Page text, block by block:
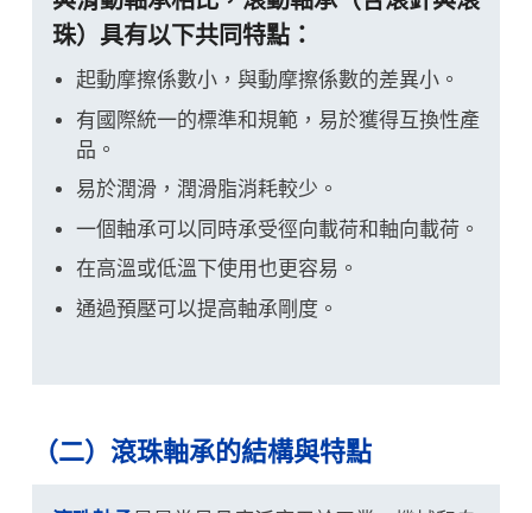
珠）具有以下共同特點：
起動摩擦係數小，與動摩擦係數的差異小。
有國際統一的標準和規範，易於獲得互換性產
品。
易於潤滑，潤滑脂消耗較少。
一個軸承可以同時承受徑向載荷和軸向載荷。
在高溫或低溫下使用也更容易。
通過預壓可以提高軸承剛度。
（二）滾珠軸承的結構與特點